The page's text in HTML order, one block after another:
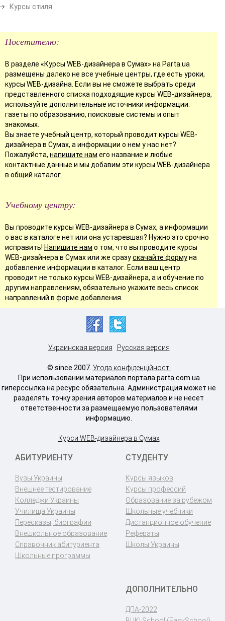
Курсы стиля
Посетителю:
В разделе «Курсы WEB-дизайнера в Сумах» на Parta.ua
размещены далеко не все учебные центры, где есть уроки,
курсы WEB-дизайна. Если вы не сможете выбрать среди
представленного списка подходящие курсы WEB-дизайнера,
используйте дополнительные источники информации:
газеты по образованию, поисковые системы и опыт
знакомых.
Вы знаете учебный центр, который проводит курсы WEB-
дизайнера в Сумах, а информации о нем у нас нет?
Пожалуйста, напишите нам его название и любые
контактные данные и мы добавим эти курсы WEB-дизайнера
в общий каталог.
Учебному центру:
Вы проводите курсы WEB-дизайнера в Сумах, а информации
о вас в каталоге нет или она устаревшая? Нужно это срочно
исправить! Напишите нам о том, что вы проводите курсы
WEB-дизайнера в Сумах или же сразускачайте формуна
добавление информации в каталог. Если ваш центр
проводит не только курсы WEB-дизайнера, а и обучение по
другим направлениям, обязательно укажите весь список
направлений в форме добавления.
Украинская версия Русская версия
© since 2007. Угода конфіденційності
При использовании материалов портала parta.com.ua
гиперссылка на ресурс обязательна. Администрация может не
разделять точку зрения авторов материалов и не несет
ответственности за размещаемую пользователями
информацию.
Курси WEB-дизайнера в Сумах
АБИТУРИЕНТУ
Вузы Украины
Внешнее тестирование
Колледжи Украины
Училища Украины
Пересказы, биографии
Внешкольное образование
Справочник абитуриента
Школьные программы
СТУДЕНТУ
Курсы языков
Курсы профессий
Образование за рубежом
Школьные учебники
Дистанционное обучение
Рефераты
Школы Украины
ДОПОЛНИТЕЛЬНО
ДПА-2022